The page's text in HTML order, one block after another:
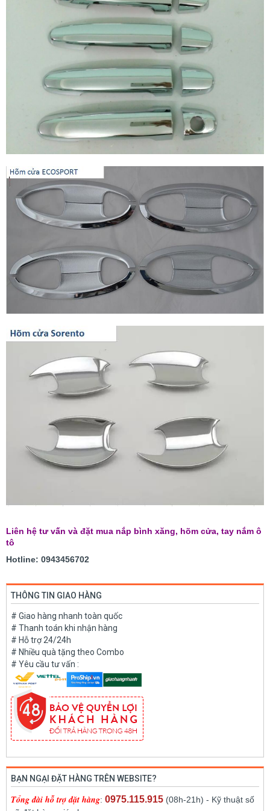
Liên hệ tư vấn và đặt mua nắp bình xăng, hõm cửa, tay nắm ô
tô
Hotline: 0943456702
THÔNG TIN GIAO HÀNG
# Giao hàng nhanh toàn quốc
# Thanh toán khi nhận hàng
# Hỗ trợ 24/24h
# Nhiều quà tặng theo Combo
# Yêu cầu tư vấn :
BẠN NGẠI ĐẶT HÀNG TRÊN WEBSITE?
Tổng đài hỗ trợ đặt hàng: 0975.115.915 (08h-21h) - Kỹ thuật số